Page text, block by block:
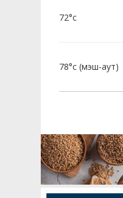
72°c
78°c (мэш-аут)